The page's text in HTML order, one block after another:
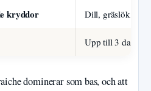
kryddor Dill, gräslök,
Upp till 3 dagar
dominerar som bas, och att